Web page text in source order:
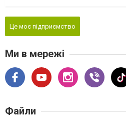
Це моє підприємство
Ми в мережі
Файли